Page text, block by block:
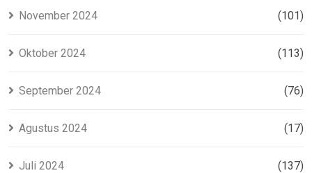
November 2024 (101)
Oktober 2024 (113)
September 2024 (76)
Agustus 2024 (17)
Juli 2024 (137)